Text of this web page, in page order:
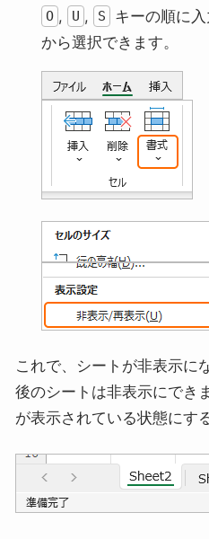
O , U , S
キーの順に
から選択できます。
これで、シートが非表示に
後のシートは非表示にでき
が表示されている状態にす